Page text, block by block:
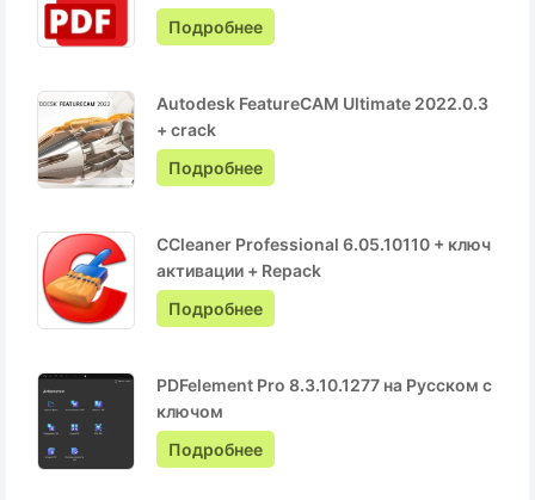
Подробнее
Autodesk FeatureCAM Ultimate 2022.0.3
+ crack
Подробнее
CCleaner Professional 6.05.10110 + ключ
активации + Repack
Подробнее
PDFelement Pro 8.3.10.1277 на Русском с
ключом
Подробнее